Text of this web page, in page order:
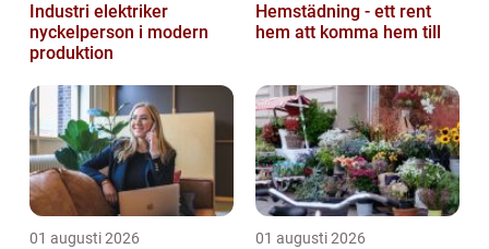
Industri elektriker
nyckelperson i modern
produktion
Hemstädning - ett rent
hem att komma hem till
01 augusti 2026 01 augusti 2026